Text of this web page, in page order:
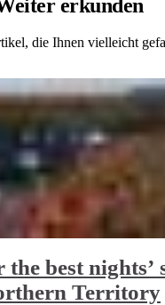
erkunden
die Ihnen vielleicht
best nights’
Territory